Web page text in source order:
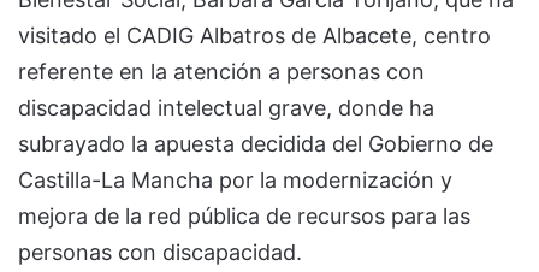
visitado el CADIG Albatros de Albacete, centro
referente en la atención a personas con
discapacidad intelectual grave, donde ha
subrayado la apuesta decidida del Gobierno de
Castilla-La Mancha por la modernización y
mejora de la red pública de recursos para las
personas con discapacidad.